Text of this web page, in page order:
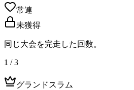
常連
未獲得
同じ大会を完走した回数。
1 / 3
グランドスラム